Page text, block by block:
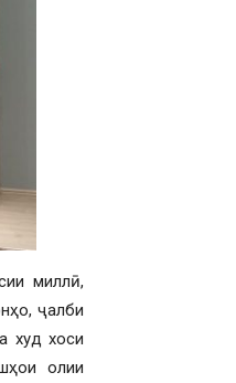
миллӣ,
ҷалби
худ хоси
олии